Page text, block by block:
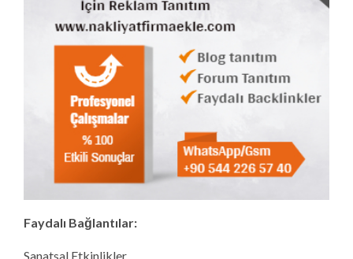
Faydalı Bağlantılar:
Sanatsal Etkinlikler